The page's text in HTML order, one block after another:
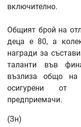
включително.
Общият брой на
деца е 80, а
награди за
таланти във
възлиза общо
осигурени от
предприемачи.
(Зн)